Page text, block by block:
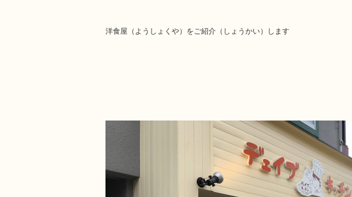
洋食屋（ようしょくや）をご紹介（しょうかい）します